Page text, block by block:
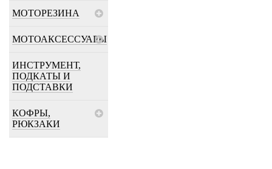
МОТОРЕЗИНА
МОТОАКСЕССУАРЫ
ИНСТРУМЕНТ,
ПОДКАТЫ И
ПОДСТАВКИ
КОФРЫ,
РЮКЗАКИ